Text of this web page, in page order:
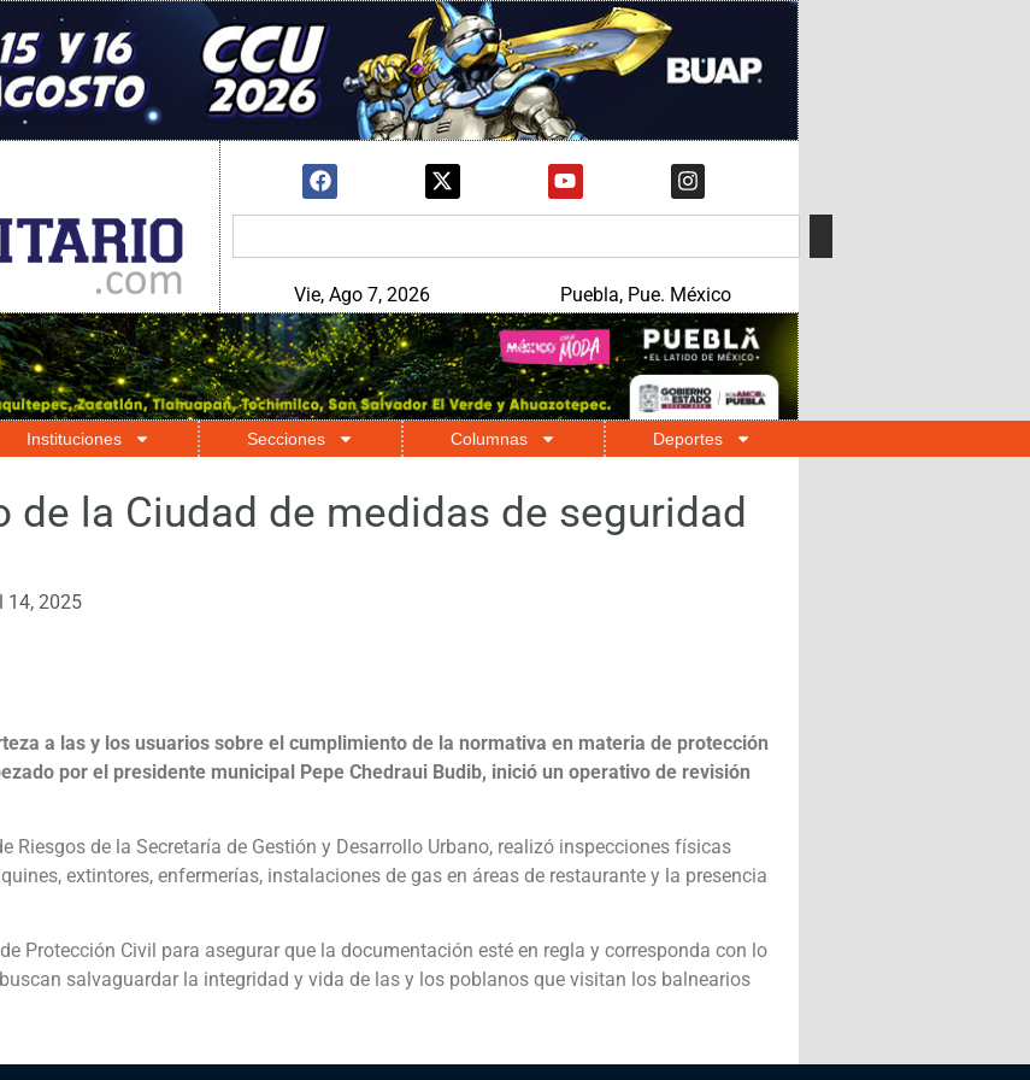
Vie, Ago 7, 2026 Puebla, Pue. México
Instituciones Secciones Columnas Deportes
de la Ciudad de medidas de seguridad
14, 2025
a las y los usuarios sobre el cumplimiento de la normativa en materia de protección
por el presidente municipal Pepe Chedraui Budib, inició un operativo de revisión
Riesgos de la Secretaría de Gestión y Desarrollo Urbano, realizó inspecciones físicas
extintores, enfermerías, instalaciones de gas en áreas de restaurante y la presencia
Protección Civil para asegurar que la documentación esté en regla y corresponda con lo
salvaguardar la integridad y vida de las y los poblanos que visitan los balnearios